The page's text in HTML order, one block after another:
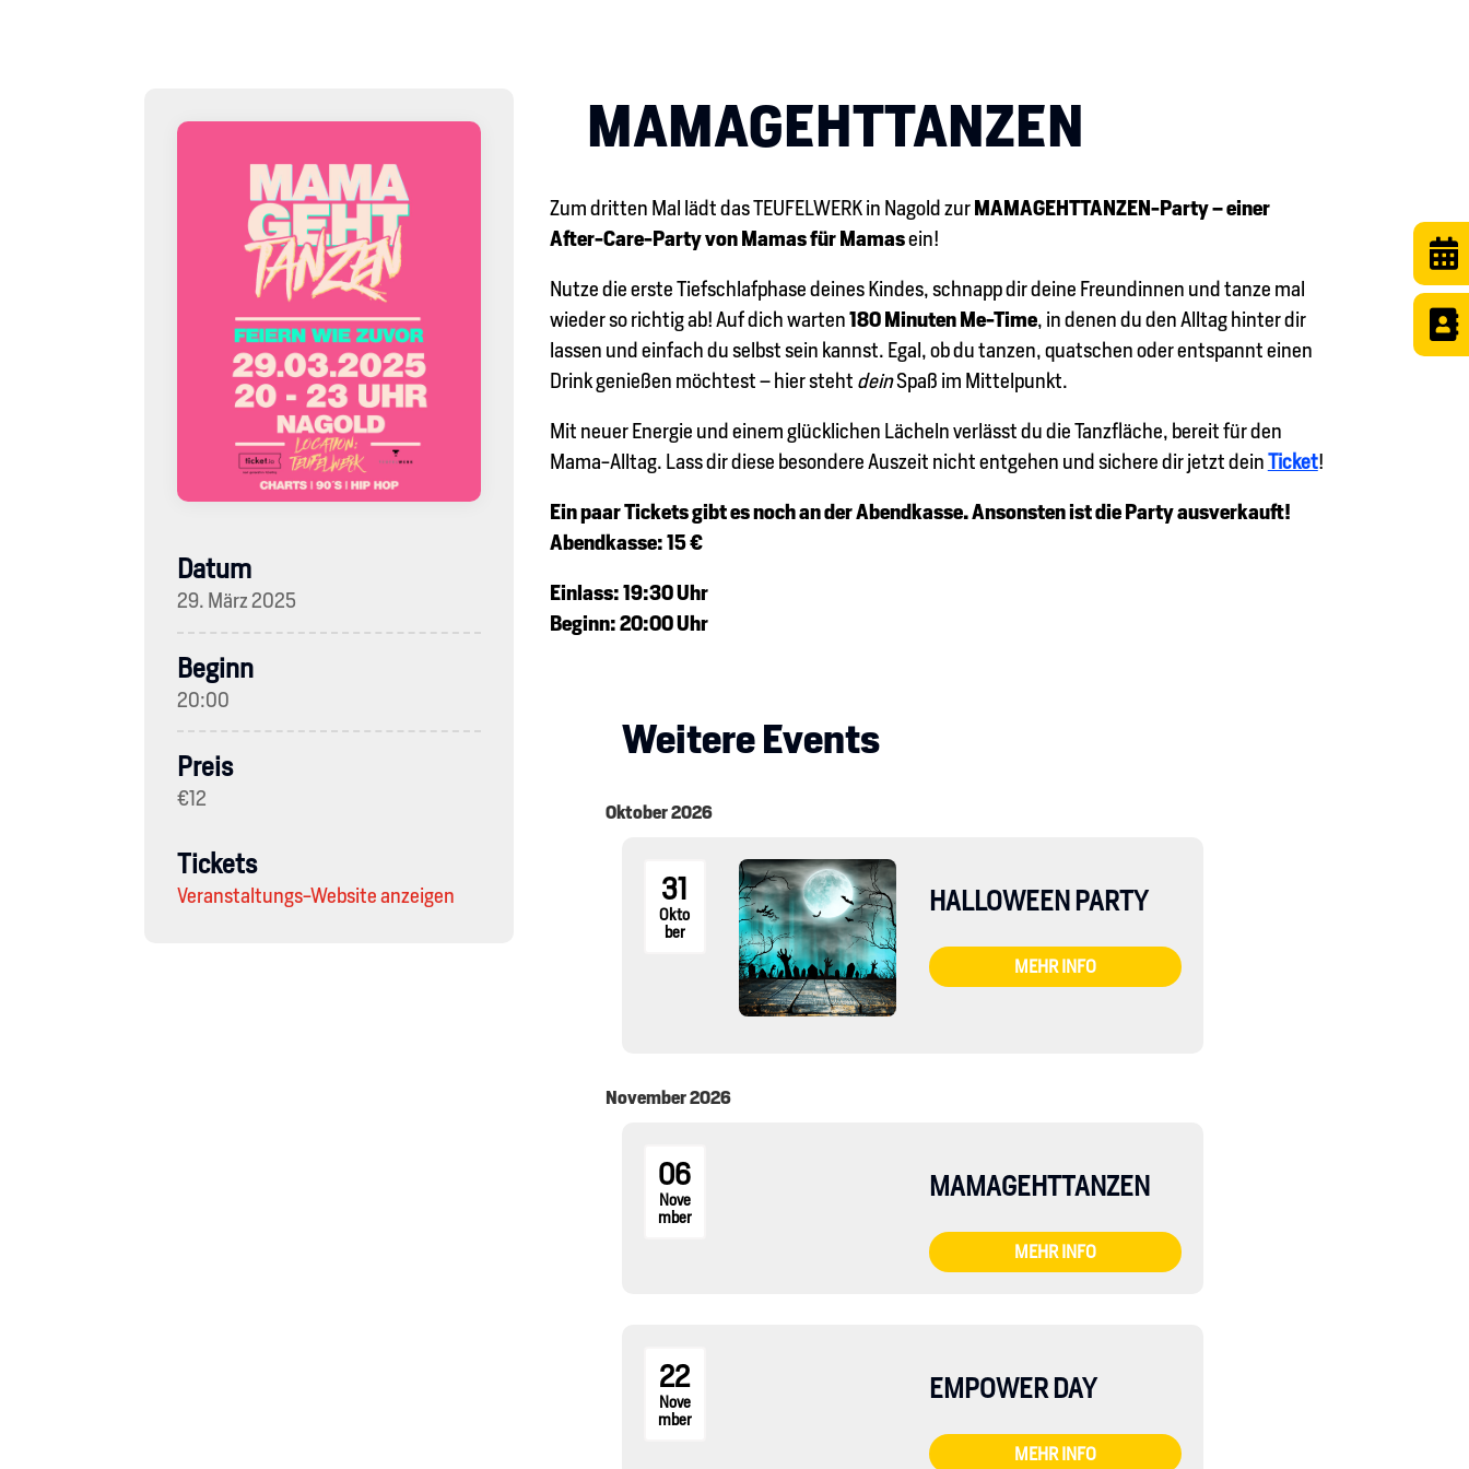
Datum
29. März 2025
Beginn
20:00
Preis
€12
Tickets
Veranstaltungs-Website anzeigen
MAMAGEHTTANZEN
Zum dritten Mal lädt das TEUFELWERK in Nagold zurMAMAGEHTTANZEN-Party – einer
After-Care-Party von Mamas für Mamasein!
Nutze die erste Tiefschlafphase deines Kindes, schnapp dir deine Freundinnen und tanze mal
wieder so richtig ab! Auf dich warten180 Minuten Me-Time, in denen du den Alltag hinter dir
lassen und einfach du selbst sein kannst. Egal, ob du tanzen, quatschen oder entspannt einen
Drink genießen möchtest – hier steht deinSpaß im Mittelpunkt.
Mit neuer Energie und einem glücklichen Lächeln verlässt du die Tanzfläche, bereit für den
Mama-Alltag. Lass dir diese besondere Auszeit nicht entgehen und sichere dir jetzt deinTicket!
Ein paar Tickets gibt es noch an der Abendkasse. Ansonsten ist die Party ausverkauft!
Abendkasse: 15 €
Einlass: 19:30 Uhr
Beginn: 20:00 Uhr
Weitere Events
Oktober 2026
31
Okto
ber
HALLOWEEN PARTY
MEHR INFO
November 2026
06
Nove
mber
MAMAGEHTTANZEN
MEHR INFO
22
Nove
mber
EMPOWER DAY
MEHR INFO

